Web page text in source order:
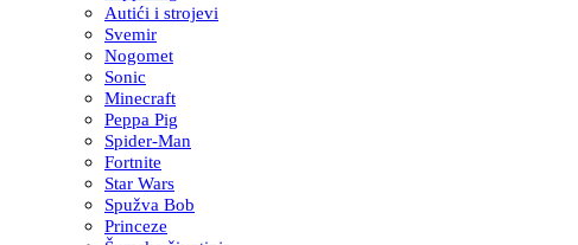
Autići i strojevi
Svemir
Nogomet
Sonic
Minecraft
Peppa Pig
Spider-Man
Fortnite
Star Wars
Spužva Bob
Princeze